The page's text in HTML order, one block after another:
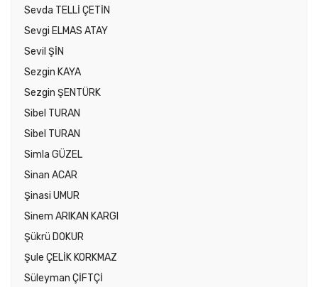
Sevda TELLİ ÇETİN
Sevgi ELMAS ATAY
Sevil ŞİN
Sezgin KAYA
Sezgin ŞENTÜRK
Sibel TURAN
Sibel TURAN
Simla GÜZEL
Sinan ACAR
Şinasi UMUR
Sinem ARIKAN KARGI
Şükrü DOKUR
Şule ÇELİK KORKMAZ
Süleyman ÇİFTÇİ